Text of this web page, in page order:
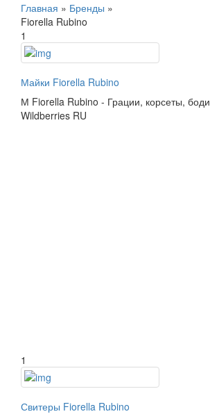
Главная » Бренды »
Fiorella Rubino
1
Майки Fiorella Rubino
М Fiorella Rubino - Грации, корсеты, боди
Wildberries RU
1
Свитеры Fiorella Rubino